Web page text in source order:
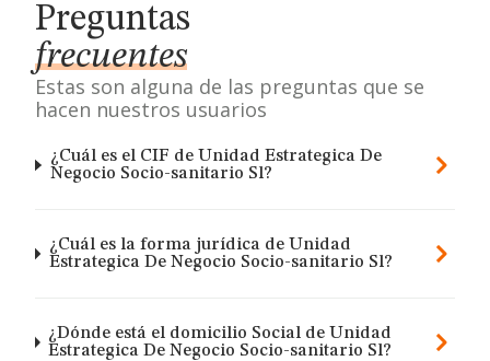
Preguntas
frecuentes
Estas son alguna de las preguntas que se
hacen nuestros usuarios
¿Cuál es el CIF de Unidad Estrategica De
Negocio Socio-sanitario Sl?
¿Cuál es la forma jurídica de Unidad
Estrategica De Negocio Socio-sanitario Sl?
¿Dónde está el domicilio Social de Unidad
Estrategica De Negocio Socio-sanitario Sl?